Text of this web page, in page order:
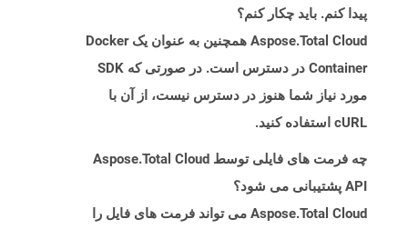
پیدا کنم. باید چکار کنم؟
Aspose.Total Cloud همچنین به عنوان یک Docker
Container در دسترس است. در صورتی که SDK
مورد نیاز شما هنوز در دسترس نیست، از آن با
cURL استفاده کنید.
چه فرمت های فایلی توسط Aspose.Total Cloud
API پشتیبانی می شود؟
Aspose.Total Cloud می تواند فرمت های فایل را